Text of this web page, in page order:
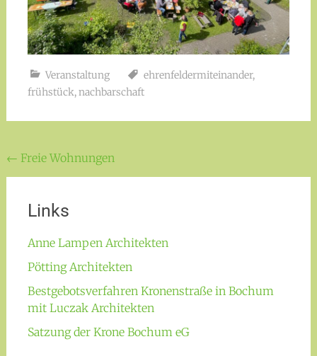
Veranstaltung ehrenfeldermiteinander,
frühstück, nachbarschaft
Beitragsnavigation
← Freie Wohnungen
Links
Anne Lampen Architekten
Pötting Architekten
Bestgebotsverfahren Kronenstraße in Bochum
mit Luczak Architekten
Satzung der Krone Bochum eG